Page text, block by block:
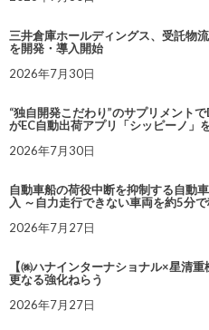
三井倉庫ホールディングス、受託物
を開発・導入開始
2026年7月30日
“独自開発こだわり”のサプリメント
がEC自動出荷アプリ「シッピーノ」
2026年7月30日
自動車船の荷役中断を抑制する自動
入 ～自力走行できない車両を約5分
2026年7月27日
【㈱ハナインターナショナル×星清
更なる強化ねらう
2026年7月27日